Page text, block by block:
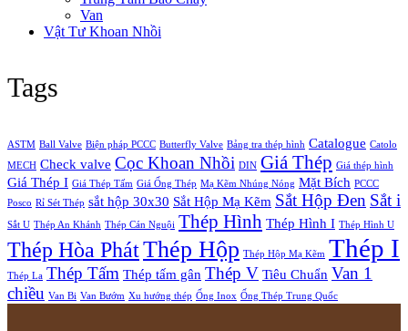
Van
Vật Tư Khoan Nhồi
Tags
ASTM Ball Valve Biện pháp PCCC Butterfly Valve Bảng tra thép hình Catalogue Catolo
MECH Check valve Cọc Khoan Nhồi DIN Giá Thép Giá thép hình
Giá Thép I Giá Thép Tấm Giá Ống Thép Mạ Kẽm Nhúng Nóng Mặt Bích PCCC
Posco Rỉ Sét Thép sắt hộp 30x30 Sắt Hộp Mạ Kẽm Sắt Hộp Đen Sắt i
Sắt U Thép An Khánh Thép Cán Nguội Thép Hình Thép Hình I Thép Hình U
Thép Hòa PhátThép Hộp Thép Hộp Mạ Kẽm Thép I
Thép La Thép Tấm Thép tấm gân Thép V Tiêu Chuẩn Van 1
chiều Van Bi Van Bướm Xu hướng thép Ống Inox Ống Thép Trung Quốc